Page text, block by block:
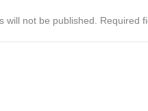
will not be published. Required